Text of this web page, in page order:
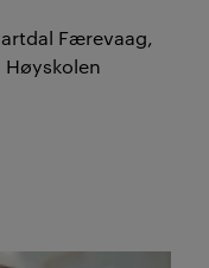
Færevaag,